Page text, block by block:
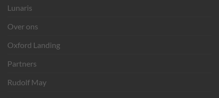
Lunaris
Over ons
Oxford Landing
Partners
Rudolf May